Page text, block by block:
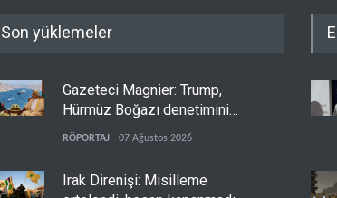
Son yüklemeler
Gazeteci Magnier: Trump,
Hürmüz Boğazı denetimini
doğrudan İran ve Umman'a
RÖPORTAJ 07 Ağustos 2026
Irak Direnişi: Misilleme